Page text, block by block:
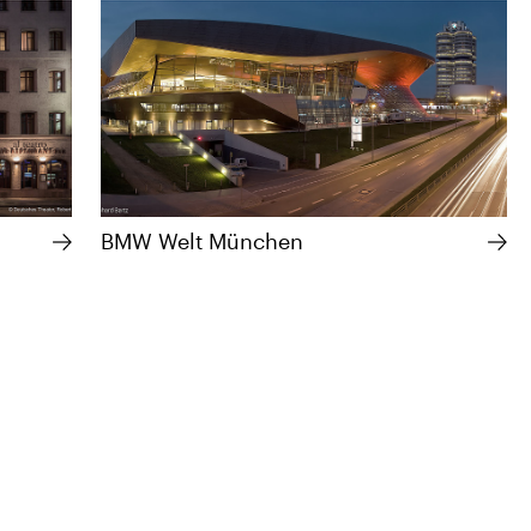
BMW Welt München